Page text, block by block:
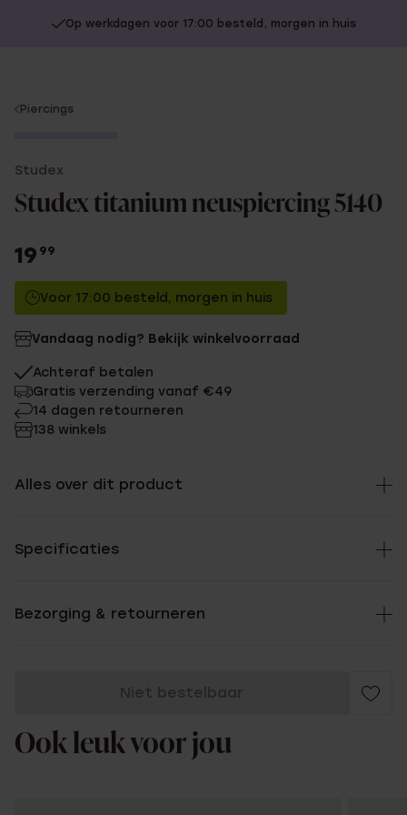
Op werkdagen voor 17:00 besteld, morgen in huis
You
Piercings
Studex
Studex titanium neuspiercing 5140
19 99
Voor 17:00 besteld, morgen in huis
Vandaag nodig? Bekijk winkelvoorraad
Achteraf betalen
Gratis verzending vanaf €49
14 dagen retourneren
138 winkels
Alles over dit product
Specificaties
Bezorging & retourneren
Niet bestelbaar
Ook leuk voor jou